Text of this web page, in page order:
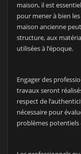
maison, il est
pour mener à bien
maison ancienne
structure, aux
utilisées à l’époque.
Engager des
travaux seront
respect de
nécessaire pour
problèmes